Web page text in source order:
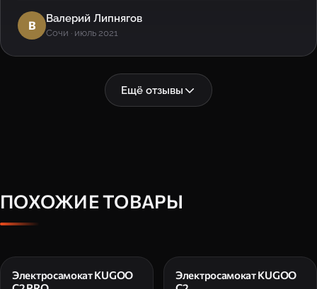
В Валерий Липнягов
Сочи · июль 2021
Ещё отзывы
ПОХОЖИЕ ТОВАРЫ
Электросамокат KUGOO
Электросамокат KUGOO